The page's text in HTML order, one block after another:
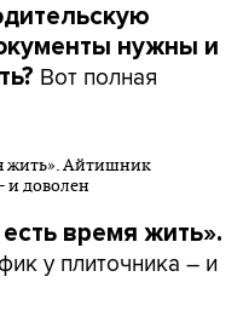
нужны и
Вот полная
время жить».
у плиточника – и